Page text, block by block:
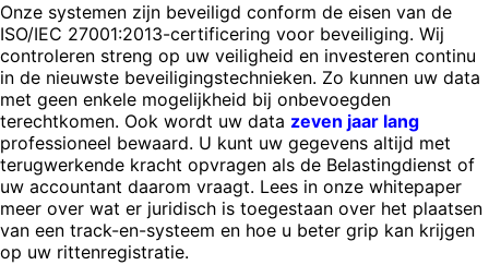
Onze systemen zijn beveiligd conform de eisen van de
ISO/IEC 27001:2013-certificering voor beveiliging. Wij
controleren streng op uw veiligheid en investeren continu
in de nieuwste beveiligingstechnieken. Zo kunnen uw data
met geen enkele mogelijkheid bij onbevoegden
terechtkomen. Ook wordt uw data zeven jaar lang
professioneel bewaard. U kunt uw gegevens altijd met
terugwerkende kracht opvragen als de Belastingdienst of
uw accountant daarom vraagt. Lees in onze whitepaper
meer over wat er juridisch is toegestaan over het plaatsen
van een track-en-systeem en hoe u beter grip kan krijgen
op uw rittenregistratie.